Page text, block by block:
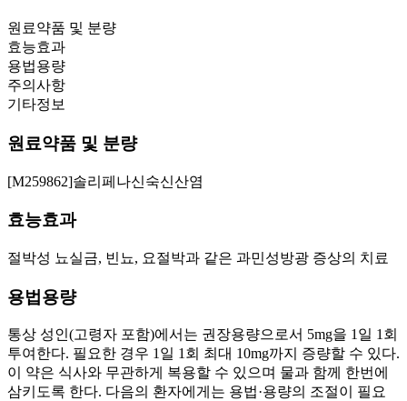
원료약품 및 분량
효능효과
용법용량
주의사항
기타정보
원료약품 및 분량
[M259862]솔리페나신숙신산염
효능효과
절박성 뇨실금, 빈뇨, 요절박과 같은 과민성방광 증상의 치료
용법용량
통상 성인(고령자 포함)에서는 권장용량으로서 5mg을 1일 1회
투여한다. 필요한 경우 1일 1회 최대 10mg까지 증량할 수 있다.
이 약은 식사와 무관하게 복용할 수 있으며 물과 함께 한번에
삼키도록 한다. 다음의 환자에게는 용법·용량의 조절이 필요